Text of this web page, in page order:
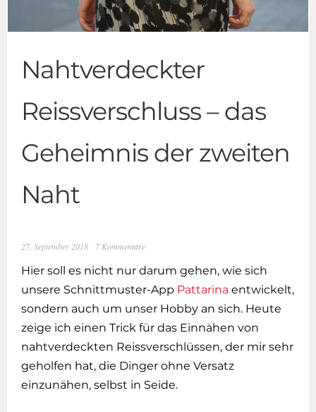
Nahtverdeckter
Reissverschluss – das
Geheimnis der zweiten
Naht
27. September 2018 7 Kommentare
Hier soll es nicht nur darum gehen, wie sich
unsere Schnittmuster-App Pattarina entwickelt,
sondern auch um unser Hobby an sich. Heute
zeige ich einen Trick für das Einnähen von
nahtverdeckten Reissverschlüssen, der mir sehr
geholfen hat, die Dinger ohne Versatz
einzunähen, selbst in Seide.